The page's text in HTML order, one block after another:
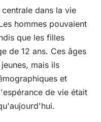
dans la vie
hommes pouvaient
que les filles
de 12 ans. Ces âges
mais ils
et
de vie était